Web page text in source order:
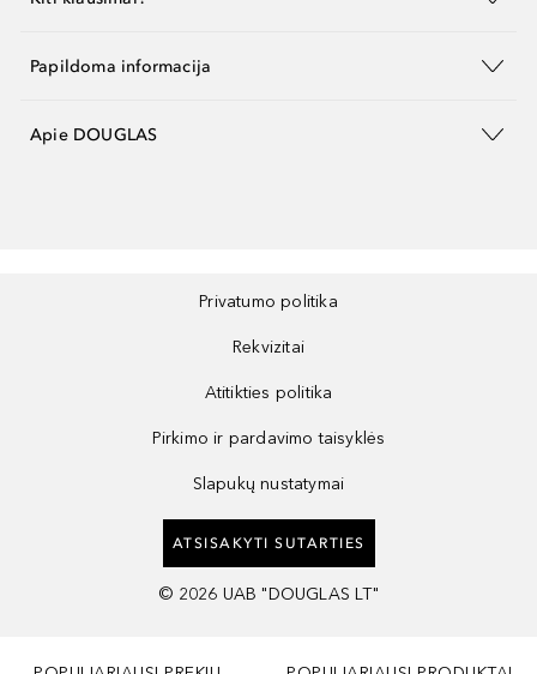
Papildoma informacija
Apie DOUGLAS
Privatumo politika
Rekvizitai
Atitikties politika
Pirkimo ir pardavimo taisyklės
Slapukų nustatymai
ATSISAKYTI SUTARTIES
© 2026 UAB "DOUGLAS LT"